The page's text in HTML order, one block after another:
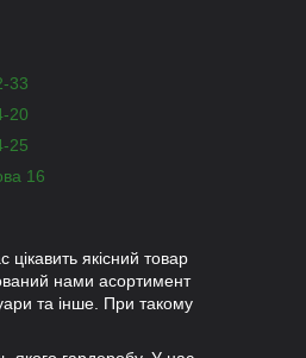
33
20
25
16
якісний товар
нами асортимент
та інше. При такому